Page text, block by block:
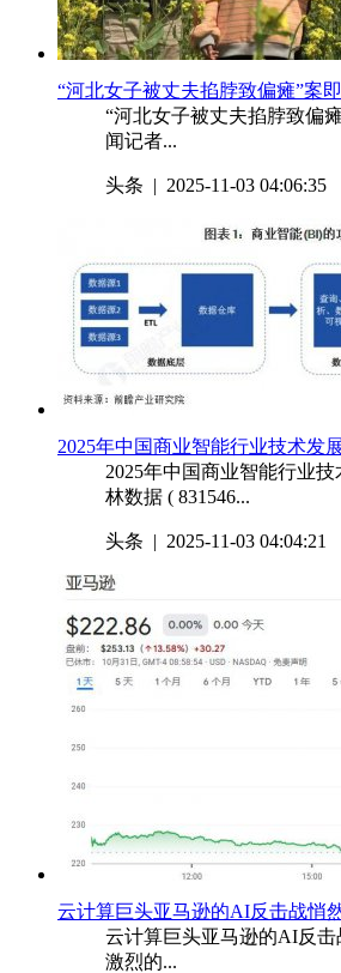
​“河北女子被丈夫掐脖致偏瘫”案
“河北女子被丈夫掐脖致偏
闻记者...
头条 | 2025-11-03 04:06:35
​2025年中国商业智能行业技术发
2025年中国商业智能行业
林数据 ( 831546...
头条 | 2025-11-03 04:04:21
云计算巨头亚马逊的AI反击战悄
云计算巨头亚马逊的AI反
激烈的...